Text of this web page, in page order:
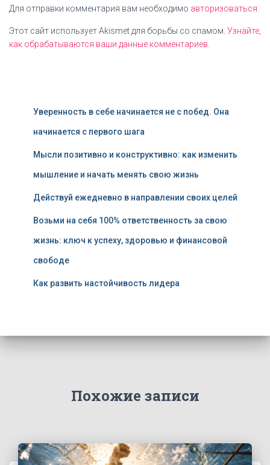
Для отправки комментария вам необходимо авторизоваться
Этот сайт использует Akismet для борьбы со спамом. Узнайте,
как обрабатываются ваши данные комментариев
Уверенность в себе начинается не с побед. Она
начинается с первого шага
Мысли позитивно и конструктивно: как изменить
мышление и начать менять свою жизнь
Действуй ежедневно в направлении своих целей
Возьми на себя 100% ответственность за свою
жизнь: ключ к успеху, здоровью и финансовой
свободе
Как развить настойчивость лидера
Похожие записи